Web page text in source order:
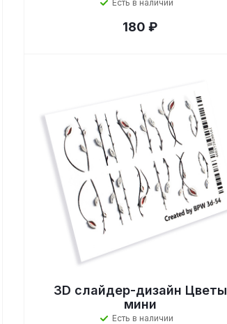
Есть в наличии
180 ₽
3D cлайдер-дизайн Цветы
мини
Есть в наличии